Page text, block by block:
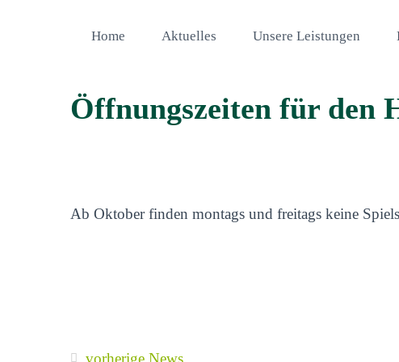
Home Aktuelles Unsere Leistungen
Öffnungszeiten für den
Ab Oktober finden montags und freitags keine
vorherige News